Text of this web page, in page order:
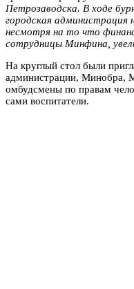
Петрозаводска. В ходе
городская администрация
несмотря на то что
сотрудницы Минфина,
На круглый стол были
администрации, Минобра,
омбудсмены по правам
сами воспитатели.